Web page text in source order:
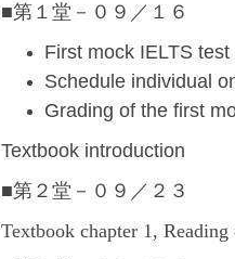
■第１堂－０９／１６
First mock IELTS
Schedule individual
Grading of the first
Textbook introduction
■第２堂 －０９／２３
Textbook chapter 1,